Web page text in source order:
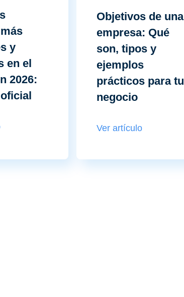
y
en el
2026:
Objetivos de una
empresa: Qué
son, tipos y
ejemplos
prácticos para tu
negocio
Ver artículo